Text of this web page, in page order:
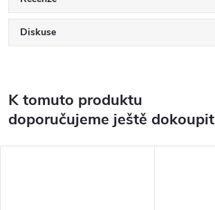
Diskuse
K tomuto produktu
doporučujeme ještě dokoupit